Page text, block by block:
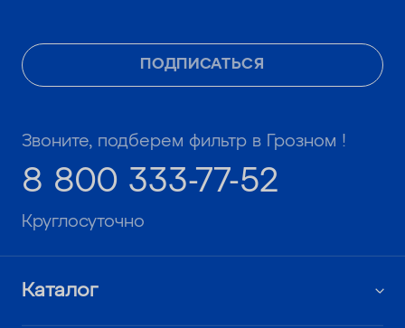
ПОДПИСАТЬСЯ
Звоните, подберем фильтр в Грозном !
8 800 333-77-52
Круглосуточно
Каталог